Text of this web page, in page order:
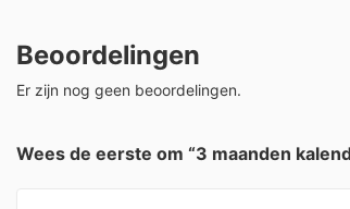
Beoordelingen
Er zijn nog geen beoordelingen.
Wees de eerste om “3 maanden